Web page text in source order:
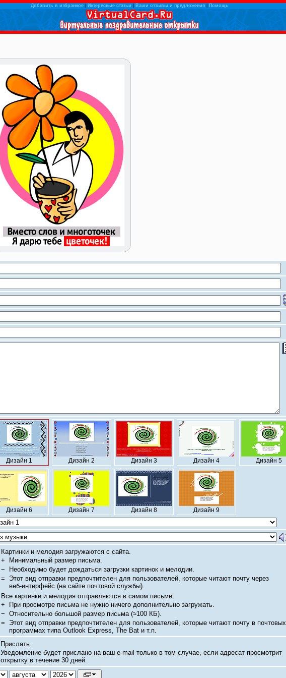
Добавить в избранное| Интересные статьи Ваши отзывы и предложения| Помощь
Дизайн 1 Дизайн 2 Дизайн 3 Дизайн 4 Дизайн 5
Дизайн 6 Дизайн 7 Дизайн 8 Дизайн 9
Картинки и мелодия загружаются с сайта.
+
Минимальный размер письма.
−
Необходимо будет дождаться загрузки картинок и мелодии.
= Этот вид отправки предпочтителен для пользователей, которые читают почту через
веб-интерфейс (на сайте почтовой службы).
Все картинки и мелодия отправляются в самом письме.
+
При просмотре письма не нужно ничего дополнительно загружать.
− Относительно большой размер письма (≈100 КБ).
= Этот вид отправки предпочтителен для пользователей, которые читают почту в почтовых
программах типа Outlook Express, The Bat и т.п.
Прислать.
Уведомление будет прислано на ваш e-mail только в том случае, если адресат просмотрит
открытку в течение 30 дней.